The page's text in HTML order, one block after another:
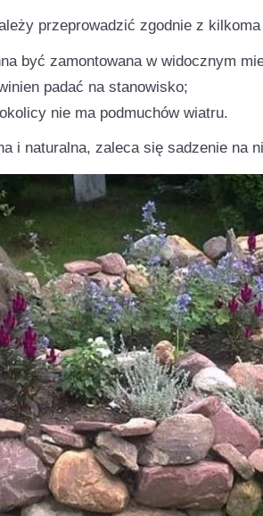
przeprowadzić zgodnie z
być zamontowana w widocznym
padać na stanowisko;
nie ma podmuchów wiatru.
i naturalna, zaleca się sadzenie na